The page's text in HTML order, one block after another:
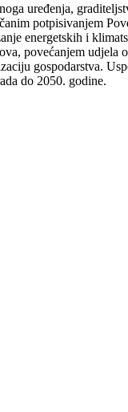
uređenja,
potpisivanjem
energetskih i
povećanjem
gospodarstva.
do 2050. godine.